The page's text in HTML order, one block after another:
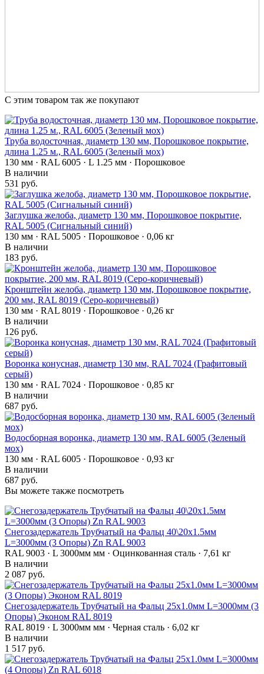
С этим товаром так же покупают
Труба водосточная, диаметр 130 мм, Порошковое покрытие,
длина 1.25 м., RAL 6005 (Зеленый мох)
130 мм · RAL 6005 · L 1.25 мм · Порошковое
В наличии
531 руб.
Заглушка желоба, диаметр 130 мм, Порошковое покрытие,
RAL 5005 (Сигнальный синий)
130 мм · RAL 5005 · Порошковое · 0,06 кг
В наличии
183 руб.
Кронштейн желоба, диаметр 130 мм, Порошковое покрытие,
200 мм, RAL 8019 (Серо-коричневый)
130 мм · RAL 8019 · Порошковое · 0,26 кг
В наличии
126 руб.
Воронка конусная, диаметр 130 мм, RAL 7024 (Графитовый
серый)
130 мм · RAL 7024 · Порошковое · 0,85 кг
В наличии
687 руб.
Водосборная воронка, диаметр 130 мм, RAL 6005 (Зеленый
мох)
130 мм · RAL 6005 · Порошковое · 0,93 кг
В наличии
687 руб.
Вы можете также посмотреть
Снегозадержатель Трубчатый на Фальц 40\20х1.5мм
L=3000мм (3 Опоры) Zn RAL 9003
RAL 9003 · L 3000мм мм · Оцинкованная сталь · 7,61 кг
В наличии
2 087 руб.
Снегозадержатель Трубчатый на Фальц 25х1.0мм L=3000мм (3
Опоры) Эконом RAL 8019
RAL 8019 · L 3000мм мм · Черная сталь · 6,02 кг
В наличии
1 517 руб.